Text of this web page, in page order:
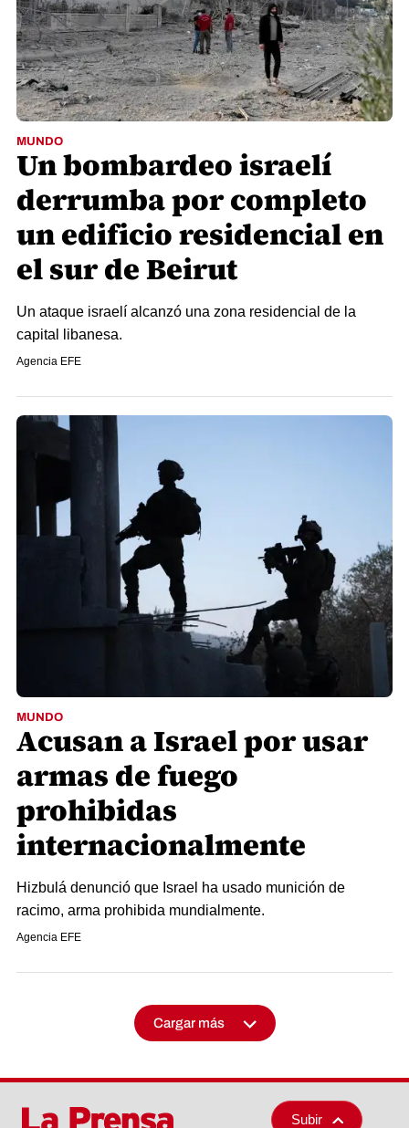
MUNDO
Un bombardeo israelí
derrumba por completo
un edificio residencial en
el sur de Beirut
Un ataque israelí alcanzó una zona residencial de la
capital libanesa.
Agencia EFE
MUNDO
Acusan a Israel por usar
armas de fuego
prohibidas
internacionalmente
Hizbulá denunció que Israel ha usado munición de
racimo, arma prohibida mundialmente.
Agencia EFE
Cargar más
Subir